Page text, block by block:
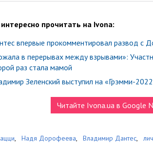
прочитать на Ivona:
впервые прокомментировал развод с
в перерывах между взрывами»:
раз стала мамой
Зеленский выступил на «Грэмми-
Читайте Ivona.ua в Google
, Надя Дорофеева, Владимир Дантес,